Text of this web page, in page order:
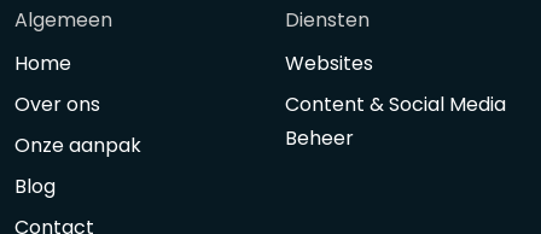
Algemeen
Home
Over ons
Onze aanpak
Blog
Contact
Diensten
Websites
Content & Social Media
Beheer